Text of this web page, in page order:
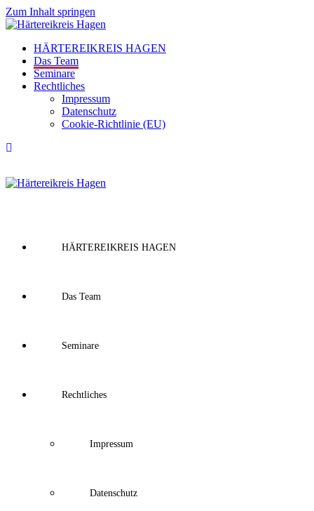
Zum Inhalt springen
HÄRTEREIKREIS HAGEN
Das Team
Seminare
Rechtliches
Impressum
Datenschutz
Cookie-Richtlinie (EU)
HÄRTEREIKREIS HAGEN
Das Team
Seminare
Rechtliches
Impressum
Datenschutz